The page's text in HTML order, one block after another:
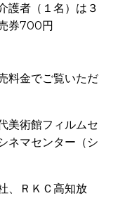
護者（１名）は３
売券700円
料金でご覧いただ
美術館フィルムセ
ネマセンター（シ
、ＲＫＣ高知放